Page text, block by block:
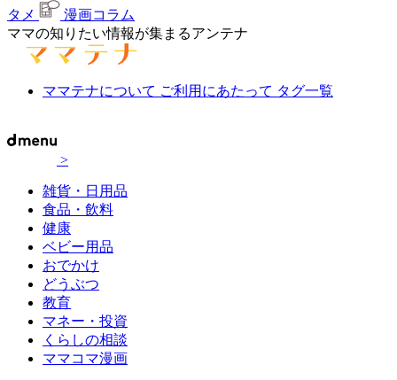
タメ
漫画コラム
ママの知りたい情報が集まるアンテナ
ママテナについて ご利用にあたって タグ一覧
>
雑貨・日用品
食品・飲料
健康
ベビー用品
おでかけ
どうぶつ
教育
マネー・投資
くらしの相談
ママコマ漫画